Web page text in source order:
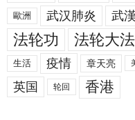
歐洲 武汉肺炎 武
法轮功 法轮大法
生活 疫情 章天亮
英国 轮回 香港